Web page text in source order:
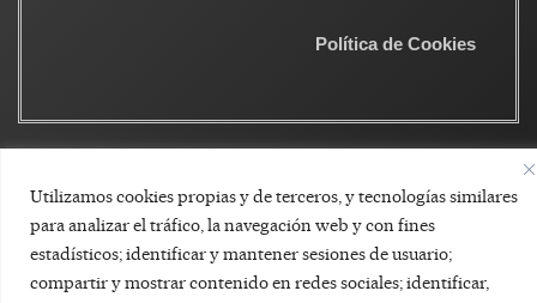
Utilizamos cookies propias y de terceros, y tecnologías similares
para analizar el tráfico, la navegación web y con fines
estadísticos; identificar y mantener sesiones de usuario;
compartir y mostrar contenido en redes sociales; identificar,
Política de Cookies